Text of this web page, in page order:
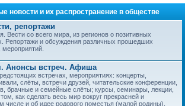
новости и их распространение в обществе
репортажи
Вести со всего мира, из регионов о позитивных
Репортажи и обсуждения различных прошедших
Анонсы встреч. Афиша
встречах, мероприятиях: концерты,
слёты, встречи друзей, читательские конференции,
брачные и семейные слёты; курсы, семинары, лекции,
как сделать весь мир вокруг прекрасней и
числе и об идее родового поместья (малой родины).